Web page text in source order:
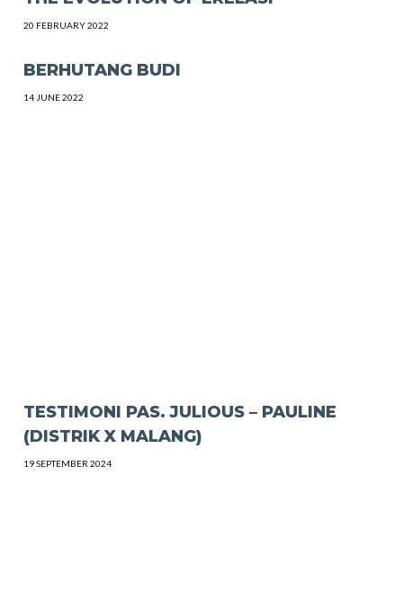
20 FEBRUARY 2022
BERHUTANG BUDI
14 JUNE 2022
TESTIMONI PAS. JULIOUS – PAULINE
(DISTRIK X MALANG)
19 SEPTEMBER 2024